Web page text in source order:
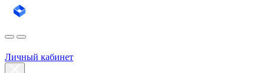
Личный кабинет